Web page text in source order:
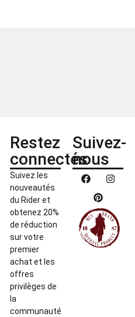
Restez
connectés
Suivez les
nouveautés
du Rider et
obtenez 20%
de réduction
sur votre
premier
achat et les
offres
privilèges de
la
communauté
Suivez-
nous